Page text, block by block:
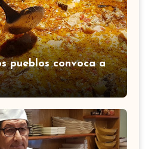
pueblos convoca a